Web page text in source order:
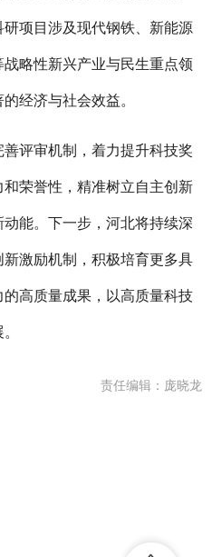
项目涉及现代钢铁、新能源
略性新兴产业与民生重点领
经济与社会效益。
评审机制，着力提升科技奖
荣誉性，精准树立自主创新
能。下一步，河北将持续深
激励机制，积极培育更多具
高质量成果，以高质量科技
责任编辑：庞晓龙